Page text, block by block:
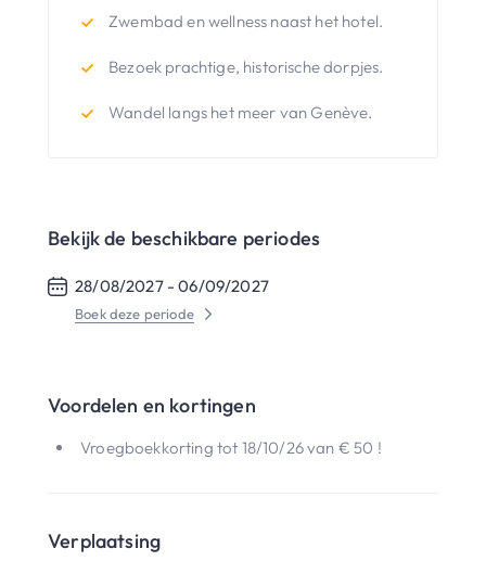
Zwembad en wellness naast het hotel.
Bezoek prachtige, historische dorpjes.
Wandel langs het meer van Genève.
Bekijk de beschikbare periodes
28/08/2027 -06/09/2027
Boek deze periode
Voordelen en kortingen
Vroegboekkorting tot 18/10/26 van € 50 !
Verplaatsing